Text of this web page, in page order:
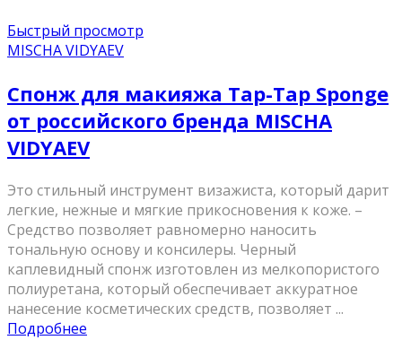
Быстрый просмотр
MISCHA VIDYAEV
Спонж для макияжа Tap-Tap Sponge
от российского бренда MISCHA
VIDYAEV
Это стильный инструмент визажиста, который дарит
легкие, нежные и мягкие прикосновения к коже. –
Средство позволяет равномерно наносить
тональную основу и консилеры. Черный
каплевидный спонж изготовлен из мелкопористого
полиуретана, который обеспечивает аккуратное
нанесение косметических средств, позволяет ...
Подробнее